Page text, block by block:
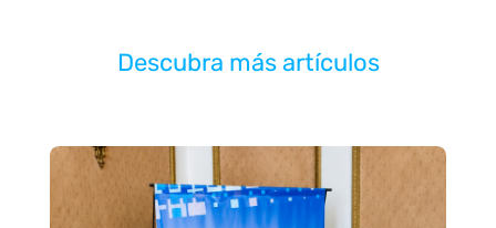
Descubra más artículos